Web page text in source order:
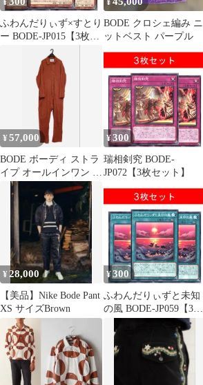
¥
ふわんだりぃず×すとり
ー BODE-JP015【3枚セ
¥
BODE クロシェ編み ニ
ットベスト パープル
¥57,000
BODE ボーディ ストラ
イプ オールインワン オ
ーバーオール
¥300
瑞相剣究 BODE-
JP072【3枚セット】
¥28,000
【美品】Nike Bode Pant
XS サイズBrown
¥300
ふわんだりぃずと未知
の風 BODE-JP059【3枚